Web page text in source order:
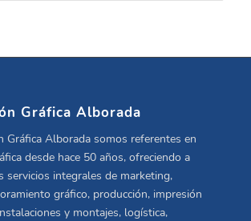
Gráfica Alborada
Gráfica Alborada somos referentes en
desde hace 50 años, ofreciendo a
servicios integrales de marketing,
gráfico, producción, impresión
y montajes, logística,